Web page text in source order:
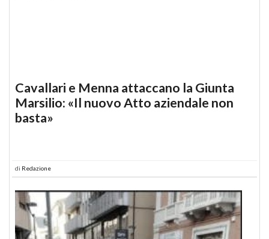
Cavallari e Menna attaccano la Giunta
Marsilio: «Il nuovo Atto aziendale non
basta»
di Redazione